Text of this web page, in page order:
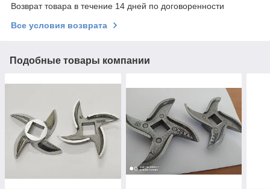
Возврат товара в течение 14 дней по договоренности
Все условия возврата
Подобные товары компании